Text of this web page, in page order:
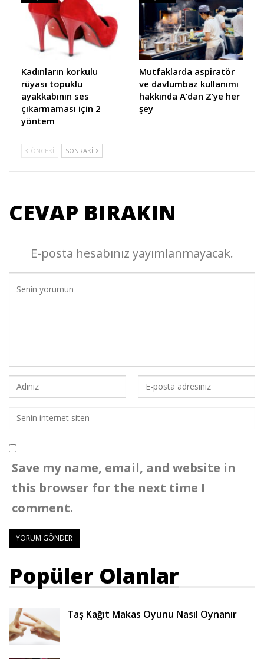
Kadınların korkulu
rüyası topuklu
ayakkabının ses
çıkarmaması için 2
yöntem
Mutfaklarda aspiratör
ve davlumbaz kullanımı
hakkında A’dan Z’ye her
şey
ÖNCEKI SONRAKI
CEVAP BIRAKIN
E-posta hesabınız yayımlanmayacak.
Save my name, email, and website in
this browser for the next time I
comment.
Popüler Olanlar
Taş Kağıt Makas Oyunu Nasıl Oynanır